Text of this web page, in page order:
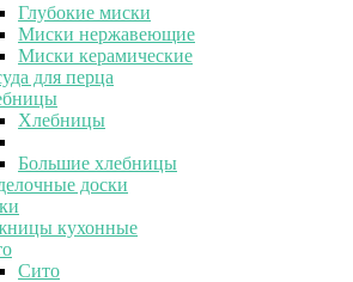
Глубокие миски
Миски нержавеющие
Миски керамические
для перца
Хлебницы
Большие хлебницы
доски
кухонные
Сито